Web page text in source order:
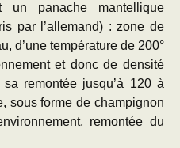
un panache mantellique
par l’allemand) : zone de
d’une température de 200°
et donc de densité
remontée jusqu’à 120 à
sous forme de champignon
remontée du